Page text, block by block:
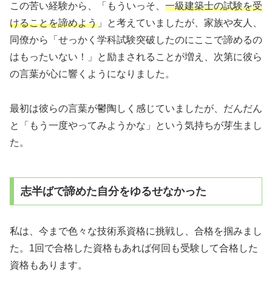
この苦い経験から、「もういっそ、 一級建築士の試験を受
けることを諦めよう 」と考えていましたが、家族や友人、
同僚から「せっかく学科試験突破したのにここで諦めるの
はもったいない！」と励まされることが増え、次第に彼ら
の言葉が心に響くようになりました。
最初は彼らの言葉が鬱陶しく感じていましたが、だんだん
と「もう一度やってみようかな」という気持ちが芽生まし
た。
志半ばで諦めた自分をゆるせなかった
私は、今まで色々な技術系資格に挑戦し、合格を掴みまし
た。1回で合格した資格もあれば何回も受験して合格した
資格もあります。